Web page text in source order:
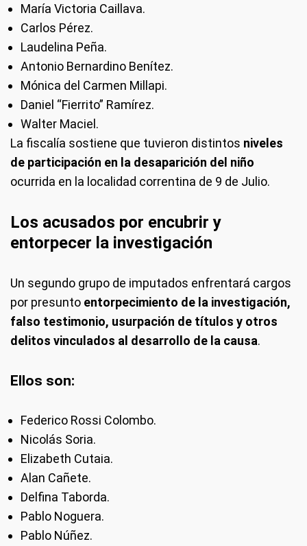
María Victoria Caillava.
Carlos Pérez.
Laudelina Peña.
Antonio Bernardino Benítez.
Mónica del Carmen Millapi.
Daniel “Fierrito” Ramírez.
Walter Maciel.
La fiscalía sostiene que tuvieron distintos niveles
de participación en la desaparición del niño
ocurrida en la localidad correntina de 9 de Julio.
Los acusados por encubrir y
entorpecer la investigación
Un segundo grupo de imputados enfrentará cargos
por presunto entorpecimiento de la investigación,
falso testimonio, usurpación de títulos y otros
delitos vinculados al desarrollo de la causa.
Ellos son:
Federico Rossi Colombo.
Nicolás Soria.
Elizabeth Cutaia.
Alan Cañete.
Delfina Taborda.
Pablo Noguera.
Pablo Núñez.